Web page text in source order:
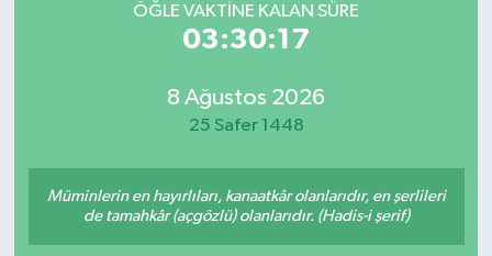
ÖĞLE VAKTINE KALAN SÜRE
03:30:17
8 Ağustos 2026
25 Safer 1448
Müminlerin en hayırlıları, kanaatkâr olanlarıdır, en şerlileri
de tamahkâr (açgözlü) olanlarıdır. (Hadis-i şerif)
Tüm Manşetler
Son Dakika Haberleri